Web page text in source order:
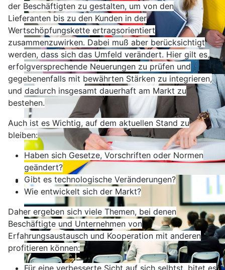
der Beschäftigten zu gestalten, um von den
Lieferanten bis zu den Kunden in der
Wertschöpfungskette ertragsorientiert
zusammenzuwirken. Dabei muß aber berücksichtigt
werden, dass sich das Umfeld verändert. Hier gilt es,
erfolgversprechende Neuerungen zu prüfen und
gegebenenfalls mit bewährten Stärken zu integrieren,
und dadurch insgesamt dauerhaft am Markt zu
bestehen.
Auch ist es Wichtig, auf dem aktuellen Stand zu
bleiben:
Haben sich Gesetze, Vorschriften oder Normen
geändert?
Gibt es technologische Veränderungen?
Wie entwickelt sich der Markt?
Daher ergeben sich viele Themen, bei denen
Beschäftigte und Unternehmen von
Erfahrungsaustausch und Kooperation mit anderen
profitieren können: